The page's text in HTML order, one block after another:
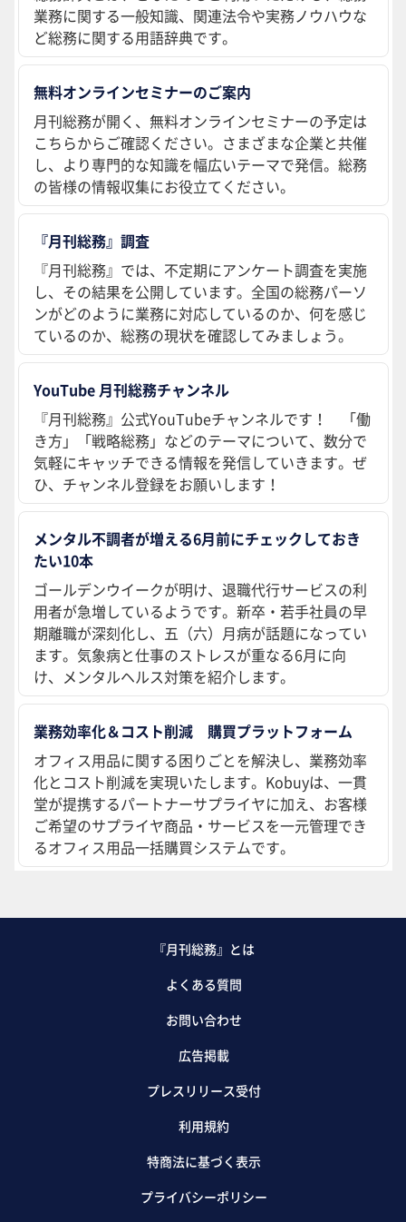
業務に関する一般知識、関連法令や実務ノウハウな
ど総務に関する用語辞典です。
無料オンラインセミナーのご案内
月刊総務が開く、無料オンラインセミナーの予定は
こちらからご確認ください。さまざまな企業と共催
し、より専門的な知識を幅広いテーマで発信。総務
の皆様の情報収集にお役立てください。
『月刊総務』調査
『月刊総務』では、不定期にアンケート調査を実施
し、その結果を公開しています。全国の総務パーソ
ンがどのように業務に対応しているのか、何を感じ
ているのか、総務の現状を確認してみましょう。
YouTube 月刊総務チャンネル
『月刊総務』公式YouTubeチャンネルです！ 「働
き方」「戦略総務」などのテーマについて、数分で
気軽にキャッチできる情報を発信していきます。ぜ
ひ、チャンネル登録をお願いします！
メンタル不調者が増える6月前にチェックしておき
たい10本
ゴールデンウイークが明け、退職代行サービスの利
用者が急増しているようです。新卒・若手社員の早
期離職が深刻化し、五（六）月病が話題になってい
ます。気象病と仕事のストレスが重なる6月に向
け、メンタルヘルス対策を紹介します。
業務効率化＆コスト削減 購買プラットフォーム
オフィス用品に関する困りごとを解決し、業務効率
化とコスト削減を実現いたします。Kobuyは、一貫
堂が提携するパートナーサプライヤに加え、お客様
ご希望のサプライヤ商品・サービスを一元管理でき
るオフィス用品一括購買システムです。
『月刊総務』とは
よくある質問
お問い合わせ
広告掲載
プレスリリース受付
利用規約
特商法に基づく表示
プライバシーポリシー